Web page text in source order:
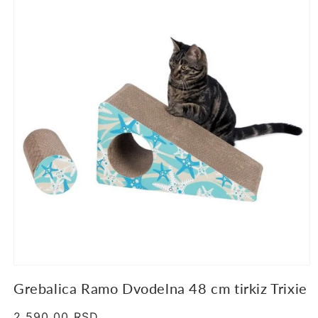
Grebalica Ramo Dvodelna 48 cm tirkiz Trixie